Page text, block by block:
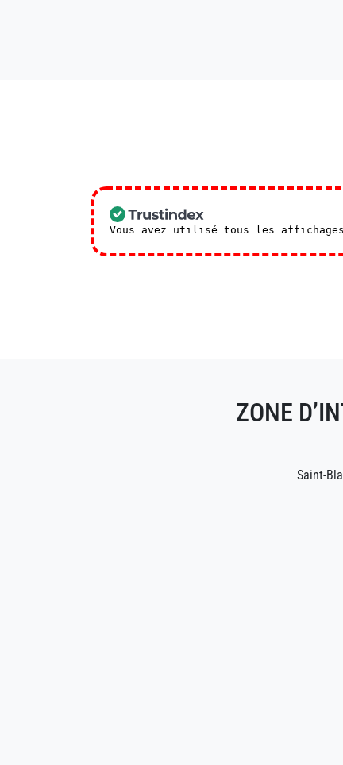
Vous avez utilisé tous les
ZONE
Saint-